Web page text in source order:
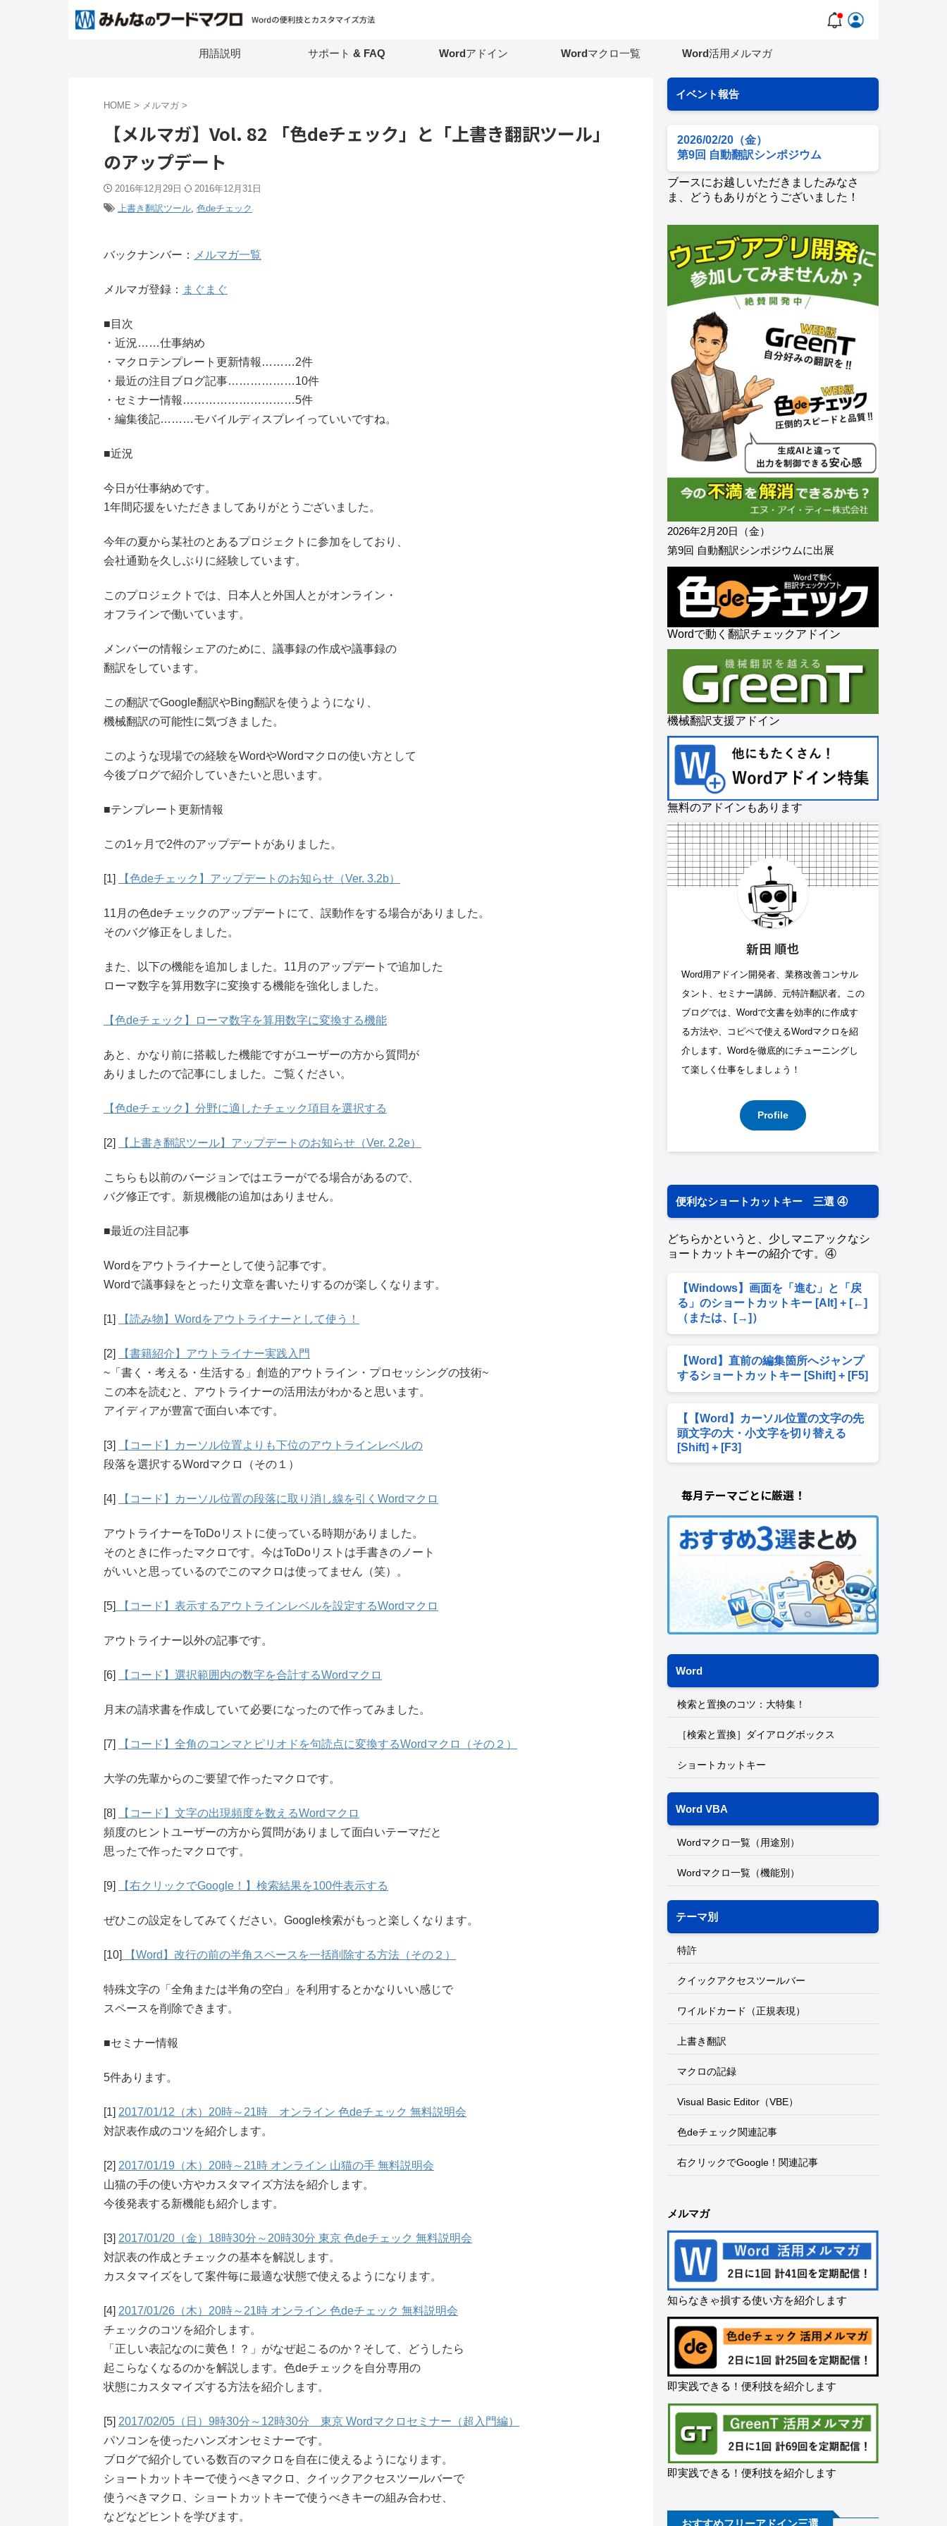
用語説明 サポート & FAQ Wordアドイン Wordマクロ一覧 Word活用メルマガ
HOME > メルマガ >
【メルマガ】Vol. 82 「色deチェック」と「上書き翻訳ツール」
のアップデート
2016年12月29日
2016年12月31日
上書き翻訳ツール, 色deチェック
バックナンバー： メルマガ一覧
メルマガ登録： まぐまぐ
■目次
・近況……仕事納め
・マクロテンプレート更新情報………2件
・最近の注目ブログ記事………………10件
・セミナー情報…………………………5件
・編集後記………モバイルディスプレイっていいですね。
■近況
今日が仕事納めです。
1年間応援をいただきましてありがとうございました。
今年の夏から某社のとあるプロジェクトに参加をしており、
会社通勤を久しぶりに経験しています。
このプロジェクトでは、日本人と外国人とがオンライン・
オフラインで働いています。
メンバーの情報シェアのために、議事録の作成や議事録の
翻訳をしています。
この翻訳でGoogle翻訳やBing翻訳を使うようになり、
機械翻訳の可能性に気づきました。
このような現場での経験をWordやWordマクロの使い方として
今後ブログで紹介していきたいと思います。
■テンプレート更新情報
この1ヶ月で2件のアップデートがありました。
[1] 【色deチェック】アップデートのお知らせ（Ver. 3.2b）
11月の色deチェックのアップデートにて、誤動作をする場合がありました。
そのバグ修正をしました。
また、以下の機能を追加しました。11月のアップデートで追加した
ローマ数字を算用数字に変換する機能を強化しました。
【色deチェック】ローマ数字を算用数字に変換する機能
あと、かなり前に搭載した機能ですがユーザーの方から質問が
ありましたので記事にしました。ご覧ください。
【色deチェック】分野に適したチェック項目を選択する
[2] 【上書き翻訳ツール】アップデートのお知らせ（Ver. 2.2e）
こちらも以前のバージョンではエラーがでる場合があるので、
バグ修正です。新規機能の追加はありません。
■最近の注目記事
Wordをアウトライナーとして使う記事です。
Wordで議事録をとったり文章を書いたりするのが楽しくなります。
[1] 【読み物】Wordをアウトライナーとして使う！
[2]
【書籍紹介】アウトライナー実践入門
~「書く・考える・生活する」創造的アウトライン・プロセッシングの技術~
この本を読むと、アウトライナーの活用法がわかると思います。
アイディアが豊富で面白い本です。
[3]
【コード】カーソル位置よりも下位のアウトラインレベルの
段落を選択するWordマクロ（その１）
[4] 【コード】カーソル位置の段落に取り消し線を引くWordマクロ
アウトライナーをToDoリストに使っている時期がありました。
そのときに作ったマクロです。今はToDoリストは手書きのノート
がいいと思っているのでこのマクロは使ってません（笑）。
[5] 【コード】表示するアウトラインレベルを設定するWordマクロ
アウトライナー以外の記事です。
[6] 【コード】選択範囲内の数字を合計するWordマクロ
月末の請求書を作成していて必要になったので作ってみました。
[7] 【コード】全角のコンマとピリオドを句読点に変換するWordマクロ（その２）
大学の先輩からのご要望で作ったマクロです。
[8]
【コード】文字の出現頻度を数えるWordマクロ
頻度のヒントユーザーの方から質問がありまして面白いテーマだと
思ったで作ったマクロです。
[9] 【右クリックでGoogle！】検索結果を100件表示する
ぜひこの設定をしてみてください。Google検索がもっと楽しくなります。
[10] 【Word】改行の前の半角スペースを一括削除する方法（その２）
特殊文字の「全角または半角の空白」を利用するとかなりいい感じで
スペースを削除できます。
■セミナー情報
5件あります。
[1] 2017/01/12（木）20時～21時 オンライン 色deチェック 無料説明会
対訳表作成のコツを紹介します。
[2] 2017/01/19（木）20時～21時 オンライン 山猫の手 無料説明会
山猫の手の使い方やカスタマイズ方法を紹介します。
今後発表する新機能も紹介します。
[3] 2017/01/20（金）18時30分～20時30分 東京 色deチェック 無料説明会
対訳表の作成とチェックの基本を解説します。
カスタマイズをして案件毎に最適な状態で使えるようになります。
[4] 2017/01/26（木）20時～21時 オンライン 色deチェック 無料説明会
チェックのコツを紹介します。
「正しい表記なのに黄色！？」がなぜ起こるのか？そして、どうしたら
起こらなくなるのかを解説します。色deチェックを自分専用の
状態にカスタマイズする方法を紹介します。
[5] 2017/02/05（日）9時30分～12時30分 東京 Wordマクロセミナー（超入門編）
パソコンを使ったハンズオンセミナーです。
ブログで紹介している数百のマクロを自在に使えるようになります。
ショートカットキーで使うべきマクロ、クイックアクセスツールバーで
使うべきマクロ、ショートカットキーで使うべきキーの組み合わせ、
などなどヒントを学びます。
イベント報告
2026/02/20（金）
第9回 自動翻訳シンポジウム
ブースにお越しいただきましたみなさ
ま、どうもありがとうございました！
2026年2月20日（金）
第9回 自動翻訳シンポジウムに出展
Wordで動く翻訳チェックアドイン
機械翻訳支援アドイン
無料のアドインもあります
新田 順也
Word用アドイン開発者、業務改善コンサル
タント、セミナー講師、元特許翻訳者。この
ブログでは、Wordで文書を効率的に作成す
る方法や、コピペで使えるWordマクロを紹
介します。Wordを徹底的にチューニングし
て楽しく仕事をしましょう！
Profile
便利なショートカットキー 三選 ④
どちらかというと、少しマニアックなシ
ョートカットキーの紹介です。④
【Windows】画面を「進む」と「戻
る」のショートカットキー [Alt] + [←]
（または、[→]）
【Word】直前の編集箇所へジャンプ
するショートカットキー [Shift] + [F5]
【【Word】カーソル位置の文字の先
頭文字の大・小文字を切り替える
[Shift] + [F3]
毎月テーマごとに厳選！
Word
検索と置換のコツ：大特集！
［検索と置換］ダイアログボックス
ショートカットキー
Word VBA
Wordマクロ一覧（用途別）
Wordマクロ一覧（機能別）
テーマ別
特許
クイックアクセスツールバー
ワイルドカード（正規表現）
上書き翻訳
マクロの記録
Visual Basic Editor（VBE）
色deチェック関連記事
右クリックでGoogle！関連記事
メルマガ
知らなきゃ損する使い方を紹介します
即実践できる！便利技を紹介します
即実践できる！便利技を紹介します
おすすめフリーアドイン三選